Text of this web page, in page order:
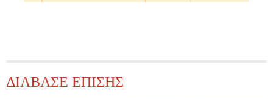
ΔΙΑΒΑΣΕ ΕΠΙΣΗΣ